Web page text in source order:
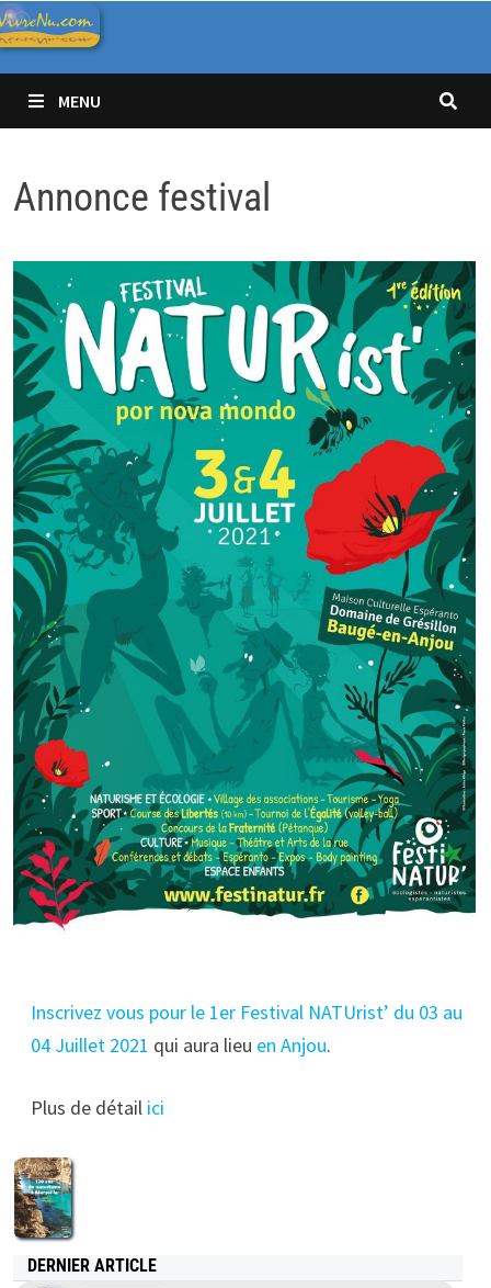
Passer
au
contenu
MENU
Annonce festival
Inscrivez vous pour le 1er Festival NATUrist’ du 03 au
04 Juillet 2021 qui aura lieu en Anjou.
Plus de détail ici
DERNIER ARTICLE